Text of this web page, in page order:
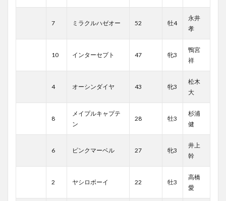
7 ミラクルハゼオー 52 牡4
永井
孝
10 インターセプト 47 牝3
鴨宮
祥
4 オーシンダイヤ 43 牝3
松木
大
8
メイプルキャプテ
ン
28 牡3
杉浦
健
6 ピンクマーベル 27 牝3
井上
幹
2 ヤシロボーイ 22 牡3
高橋
愛